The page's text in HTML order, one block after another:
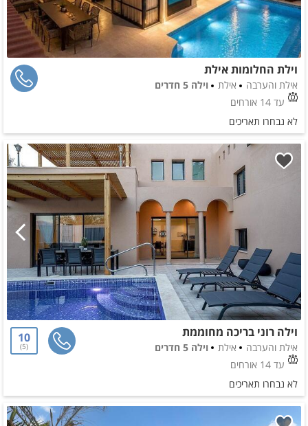
וילת החלומות אילת
אילת והערבה אילת
וילה 5 חדרים
עד 14 אורחים
לא נבחרו תאריכים
וילה רוני בריכה מחוממת
אילת והערבה אילת
וילה 5 חדרים
עד 14 אורחים
10
5
לא נבחרו תאריכים